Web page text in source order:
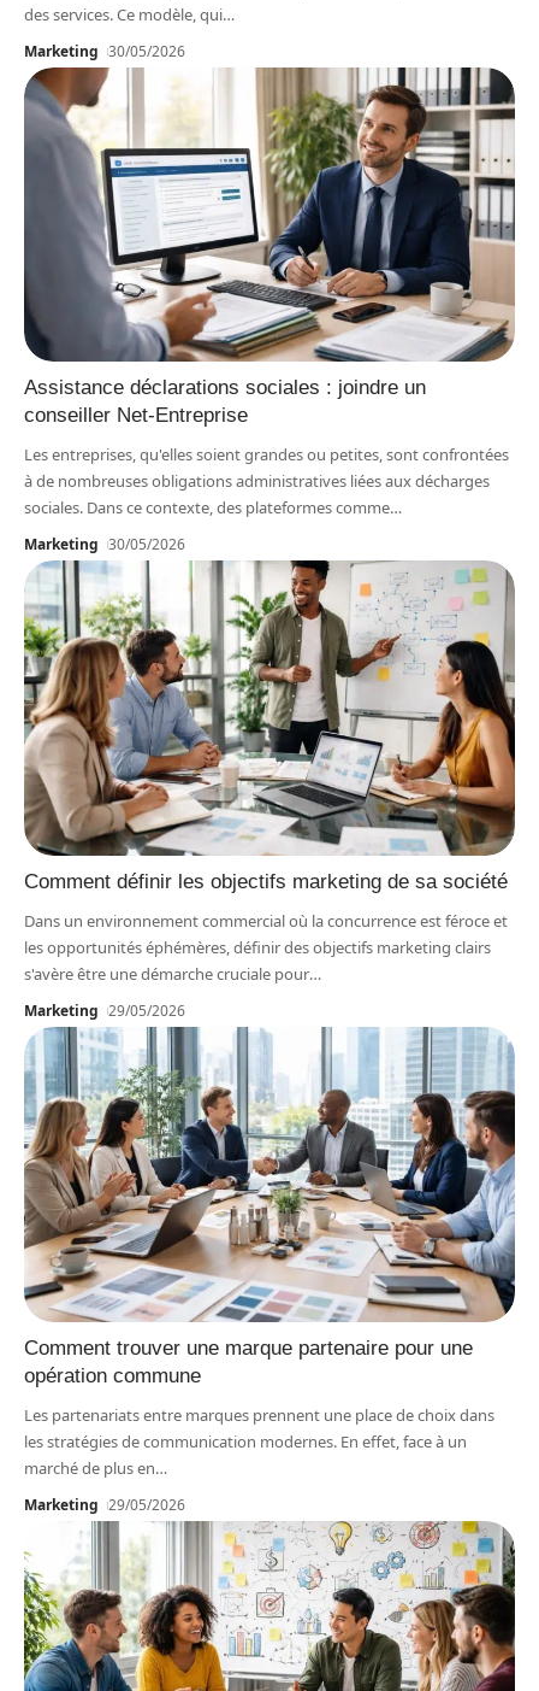
des services. Ce modèle, qui…
Marketing 30/05/2026
Assistance déclarations sociales : joindre un
conseiller Net-Entreprise
Les entreprises, qu'elles soient grandes ou petites, sont confrontées
à de nombreuses obligations administratives liées aux décharges
sociales. Dans ce contexte, des plateformes comme…
Marketing 30/05/2026
Comment définir les objectifs marketing de sa société
Dans un environnement commercial où la concurrence est féroce et
les opportunités éphémères, définir des objectifs marketing clairs
s'avère être une démarche cruciale pour…
Marketing 29/05/2026
Comment trouver une marque partenaire pour une
opération commune
Les partenariats entre marques prennent une place de choix dans
les stratégies de communication modernes. En effet, face à un
marché de plus en…
Marketing 29/05/2026